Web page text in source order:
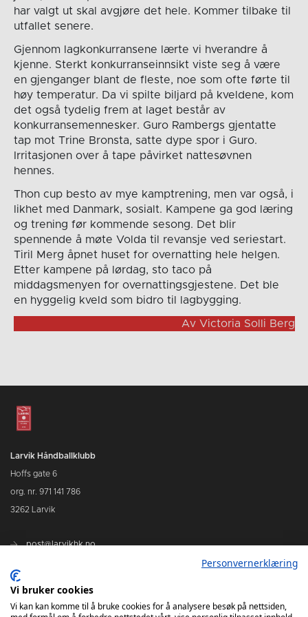
har valgt ut skal avgjøre det hele. Kommer tilbake til
utfallet senere.
Gjennom lagkonkurransene lærte vi hverandre å
kjenne. Sterkt konkurranseinnsikt viste seg å være
en gjenganger blant de fleste, noe som ofte førte til
høy temperatur. Da vi spilte biljard på kveldene, kom
det også tydelig frem at laget består av
konkurransemennesker. Guro Rambergs gjentatte
tap mot Trine Bronsta, satte dype spor i Guro.
Irritasjonen over å tape påvirket nattesøvnen
hennes.
Thon cup besto av mye kamptrening, men var også, i
likhet med Danmark, sosialt. Kampene ga god læring
og trening før kommende sesong. Det blir
spennende å møte Volda til revansje ved seriestart.
Tiril Merg åpnet huset for overnatting hele helgen.
Etter kampene på lørdag, sto taco på
middagsmenyen for overnattingsgjestene. Det ble
en hyggelig kveld som bidro til lagbygging.
Av Victoria Solli Berg
Larvik Håndballklubb
Hoffs gate 6
org. nr. 971 141 786
3262 Larvik
post@larvikhk.no
Personvernerklæring
Vi bruker cookies
Vi kan kan komme til å bruke cookies for å analysere besøk på nettsiden,